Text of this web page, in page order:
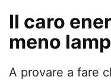
Il caro
meno
A provare a fare